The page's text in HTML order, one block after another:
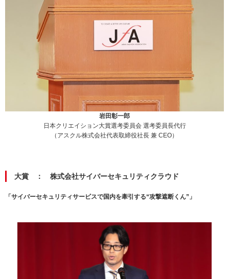
岩田彰一郎
日本クリエイション大賞選考委員会 選考委員長代行
（アスクル株式会社代表取締役社長 兼 CEO）
大賞 ： 株式会社サイバーセキュリティクラウド
「サイバーセキュリティサービスで国内を牽引する“攻撃遮断くん”」